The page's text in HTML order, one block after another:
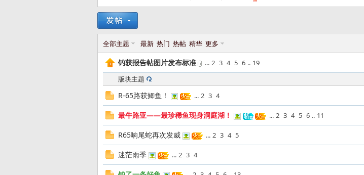
路» ›
全部主题 最新 热门 热帖 精华 更多
钓获报告帖图片发布标准 ... 2 3 4 5 6 .. 19
版块主题
R-65路获鲫鱼！ ... 2 3 4
最牛路亚——最珍稀鱼现身洞庭湖！ ... 2 3 4 5 6 .. 11
R65响尾蛇再次发威 ... 2 3 4 5
迷茫雨季 ... 2 3 4